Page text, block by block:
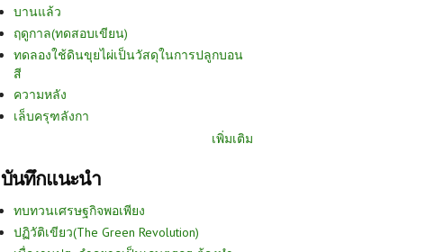
บานแล้ว
ฤดูกาล(ทดสอบเขียน)
ทดลองใช้ดินขุยไผ่เป็นวัสดุในการปลูกบอน
สี
ความหลัง
เล็บครุฑลังกา
เพิ่มเติม
บันทึกแนะนำ
ทบทวนเศรษฐกิจพอเพียง
ปฏิวัติเขียว(The Green Revolution)